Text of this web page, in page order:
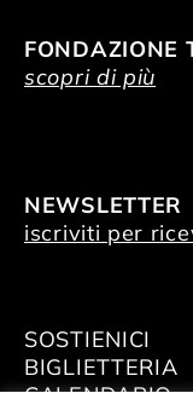
FONDAZIONE
scopri di più
NEWSLETTER
iscriviti per
SOSTIENICI
BIGLIETTERIA